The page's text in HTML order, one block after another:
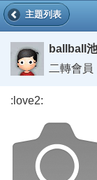
主題列表
ballball池
二轉會員
:love2: